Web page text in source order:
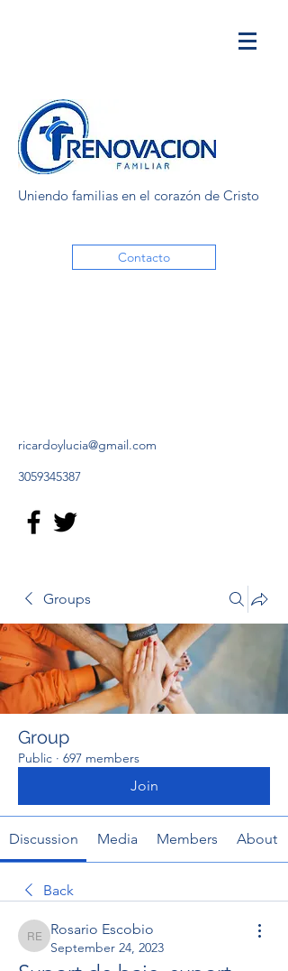
Uniendo familias en el corazón de Cristo
Contacto
ricardoylucia@gmail.com
3059345387
Groups
Group
Public · 697 members
Join
Discussion Media Members About
Back
Rosario Escobio
Rosario Escobio
September 24, 2023